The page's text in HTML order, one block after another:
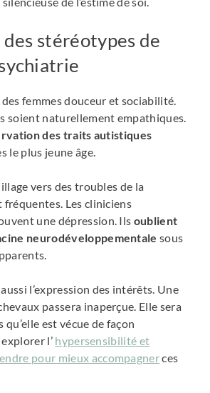
des stéréotypes de
femmes douceur et sociabilité.
soient naturellement empathiques.
des traits autistiques
le plus jeune âge.
vers des troubles de la
Les cliniciens
une dépression. Ils oublient
neurodéveloppementale sous
l’expression des intérêts. Une
passera inaperçue. Elle sera
qu’elle est vécue de façon
l’ hypersensibilité et
pour mieux accompagnerces